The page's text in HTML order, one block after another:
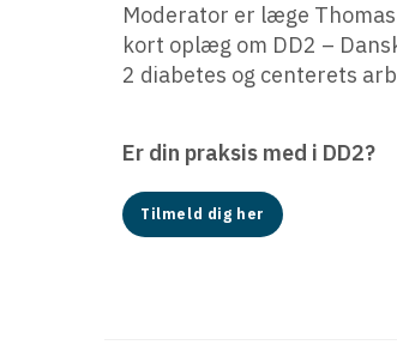
Moderator er læge
kort oplæg om DD2 –
2 diabetes og centerets
Er din praksis med i DD2?
Tilmeld dig her